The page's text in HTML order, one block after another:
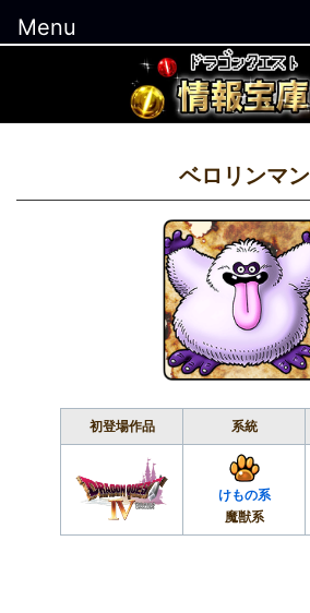
ベロリンマン
初登場作品 系統
けもの系
魔獣系
Menu